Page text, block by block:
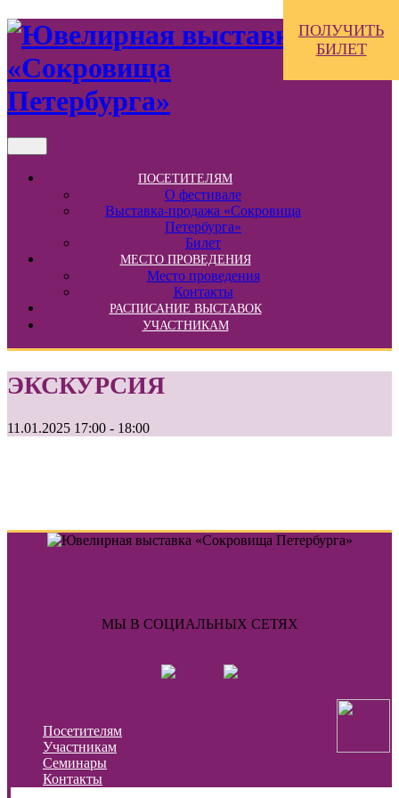
ПОСЕТИТЕЛЯМ
О фестивале
Выставка-продажа «Сокровища
Петербурга»
Билет
МЕСТО ПРОВЕДЕНИЯ
Место проведения
Контакты
РАСПИСАНИЕ ВЫСТАВОК
УЧАСТНИКАМ
ПОЛУЧИТЬ
БИЛЕТ
ЭКСКУРСИЯ
11.01.2025 17:00 - 18:00
МЫ В СОЦИАЛЬНЫХ СЕТЯХ
Посетителям
Участникам
Семинары
Контакты